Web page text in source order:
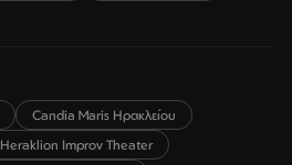
Candia Maris Ηρακλείου
Heraklion Improv Theater